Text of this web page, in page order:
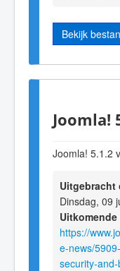
Bekijk
Joomla!
Joomla! 5.1.2
Uitgebracht
Dinsdag, 09
https://
e-news/
security-